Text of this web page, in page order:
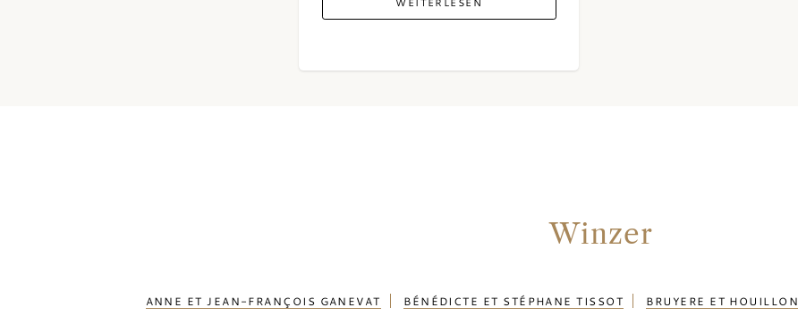
(80)
Winzer
ANNE ET JEAN-FRANÇOIS GANEVAT BÉNÉDICTE ET STÉPHANE TISSOT BRUYERE ET HOUILLON